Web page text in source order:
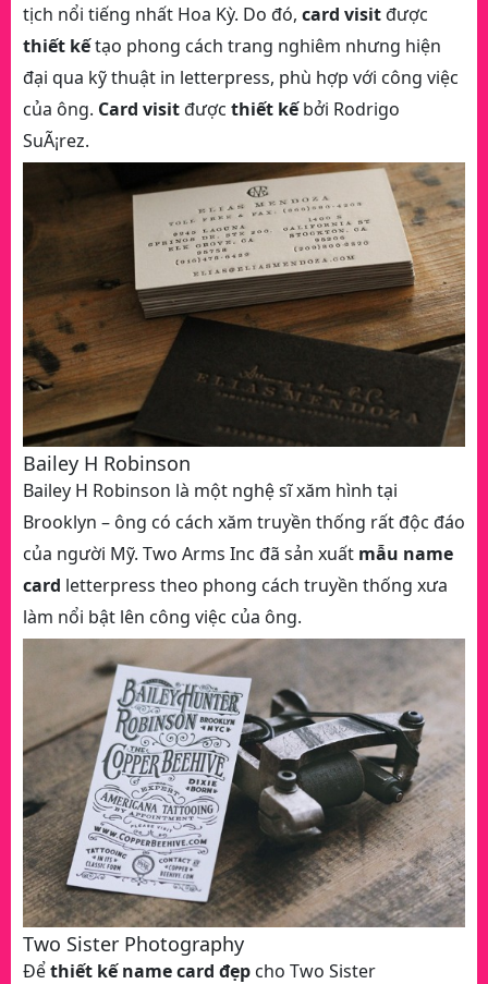
tịch nổi tiếng nhất Hoa Kỳ. Do đó, card visitđược
thiết kếtạo phong cách trang nghiêm nhưng hiện
đại qua kỹ thuật in letterpress, phù hợp với công việc
của ông. Card visitđược thiết kếbởi Rodrigo
SuÃ¡rez.
Bailey H Robinson
Bailey H Robinson là một nghệ sĩ xăm hình tại
Brooklyn – ông có cách xăm truyền thống rất độc đáo
của người Mỹ. Two Arms Inc đã sản xuất mẫu name
card letterpress theo phong cách truyền thống xưa
làm nổi bật lên công việc của ông.
Two Sister Photography
Đểthiết kế name card đẹp cho Two Sister